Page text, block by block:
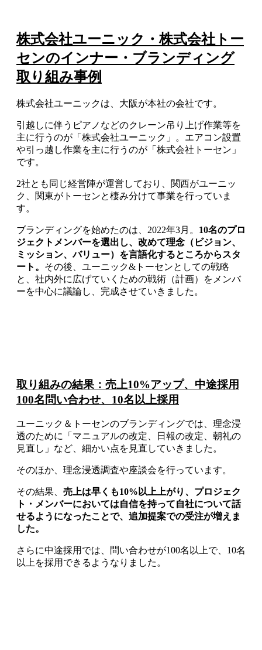
株式会社ユーニック・株式会社トー
センのインナー・ブランディング
取り組み事例
株式会社ユーニックは、大阪が本社の会社です。
引越しに伴うピアノなどのクレーン吊り上げ作業等を
主に行うのが「株式会社ユーニック」。エアコン設置
や引っ越し作業を主に行うのが「株式会社トーセン」
です。
2社とも同じ経営陣が運営しており、関西がユーニッ
ク、関東がトーセンと棲み分けて事業を行っていま
す。
ブランディングを始めたのは、2022年3月。 10名のプロ
ジェクトメンバーを選出し、改めて理念（ビジョン、
ミッション、バリュー）を言語化するところからスタ
ート。 その後、ユーニック&トーセンとしての戦略
と、社内外に広げていくための戦術（計画）をメンバ
ーを中心に議論し、完成させていきました。
取り組みの結果：売上10%アップ、中途採用
100名問い合わせ、10名以上採用
ユーニック＆トーセンのブランディングでは、理念浸
透のために「マニュアルの改定、日報の改定、朝礼の
見直し」など、細かい点を見直していきました。
そのほか、理念浸透調査や座談会を行っています。
その結果、 売上は早くも10%以上上がり、プロジェク
ト・メンバーにおいては自信を持って自社について話
せるようになったことで、追加提案での受注が増えま
した。
さらに中途採用では、問い合わせが100名以上で、10名
以上を採用できるようなりました。